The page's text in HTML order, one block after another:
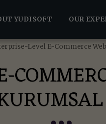
YUDISOFT OUR
Level E-Commerce